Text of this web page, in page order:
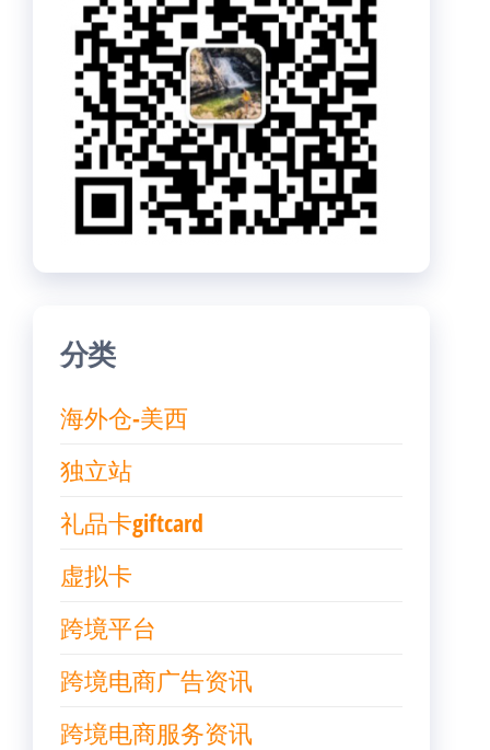
分类
海外仓-美西
独立站
礼品卡giftcard
虚拟卡
跨境平台
跨境电商广告资讯
跨境电商服务资讯